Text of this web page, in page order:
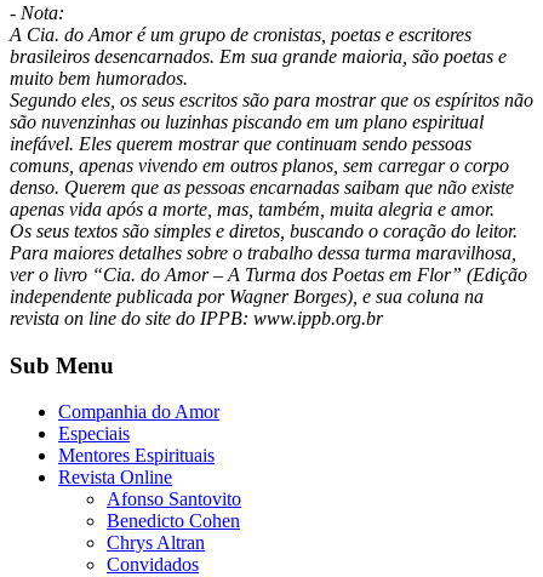
- Nota:
A Cia. do Amor é um grupo de cronistas, poetas e escritores
brasileiros desencarnados. Em sua grande maioria, são poetas e
muito bem humorados.
Segundo eles, os seus escritos são para mostrar que os espíritos não
são nuvenzinhas ou luzinhas piscando em um plano espiritual
inefável. Eles querem mostrar que continuam sendo pessoas
comuns, apenas vivendo em outros planos, sem carregar o corpo
denso. Querem que as pessoas encarnadas saibam que não existe
apenas vida após a morte, mas, também, muita alegria e amor.
Os seus textos são simples e diretos, buscando o coração do leitor.
Para maiores detalhes sobre o trabalho dessa turma maravilhosa,
ver o livro “Cia. do Amor – A Turma dos Poetas em Flor” (Edição
independente publicada por Wagner Borges), e sua coluna na
revista on line do site do IPPB: www.ippb.org.br
Sub Menu
Companhia do Amor
Especiais
Mentores Espirituais
Revista Online
Afonso Santovito
Benedicto Cohen
Chrys Altran
Convidados